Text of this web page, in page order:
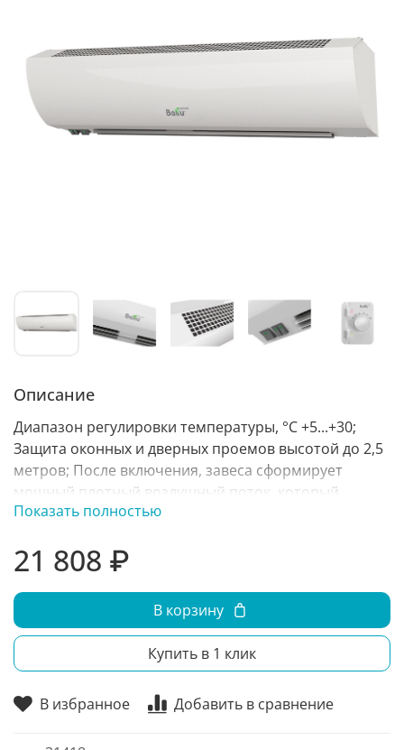
В избранное Добавить в сравнение
Описание
Диапазон регулировки температуры, °С +5...+30;
Защита оконных и дверных проемов высотой до 2,5
метров; После включения, завеса сформирует
мощный плотный воздушный поток, который
защищает помещение от попадания холодного
Показать полностью
21 808 ₽
В корзину
Купить в 1 клик